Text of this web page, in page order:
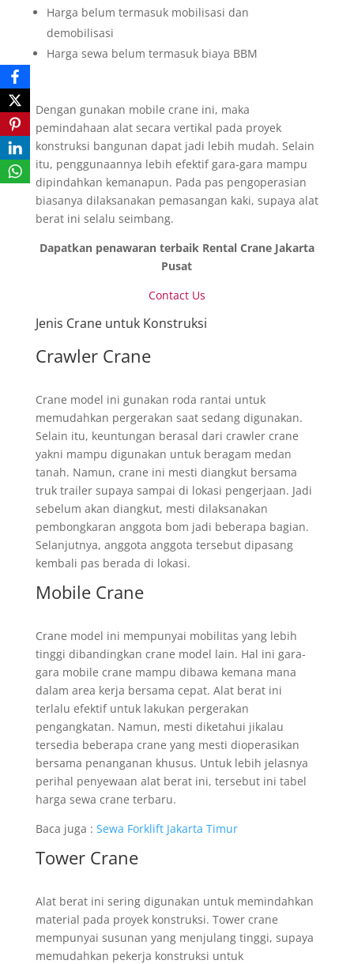
Harga belum termasuk mobilisasi dan
demobilisasi
Harga sewa belum termasuk biaya BBM
Dengan gunakan mobile crane ini, maka
pemindahaan alat secara vertikal pada proyek
konstruksi bangunan dapat jadi lebih mudah. Selain
itu, penggunaannya lebih efektif gara-gara mampu
dipindahkan kemanapun. Pada pas pengoperasian
biasanya dilaksanakan pemasangan kaki, supaya alat
berat ini selalu seimbang.
Dapatkan penawaran terbaik Rental Crane Jakarta
Pusat
Contact Us
Jenis Crane untuk Konstruksi
Crawler Crane
Crane model ini gunakan roda rantai untuk
memudahkan pergerakan saat sedang digunakan.
Selain itu, keuntungan berasal dari crawler crane
yakni mampu digunakan untuk beragam medan
tanah. Namun, crane ini mesti diangkut bersama
truk trailer supaya sampai di lokasi pengerjaan. Jadi
sebelum akan diangkut, mesti dilaksanakan
pembongkaran anggota bom jadi beberapa bagian.
Selanjutnya, anggota anggota tersebut dipasang
kembali pas berada di lokasi.
Mobile Crane
Crane model ini mempunyai mobilitas yang lebih
tinggi dibandingkan crane model lain. Hal ini gara-
gara mobile crane mampu dibawa kemana mana
dalam area kerja bersama cepat. Alat berat ini
terlalu efektif untuk lakukan pergerakan
pengangkatan. Namun, mesti diketahui jikalau
tersedia beberapa crane yang mesti dioperasikan
bersama penanganan khusus. Untuk lebih jelasnya
perihal penyewaan alat berat ini, tersebut ini tabel
harga sewa crane terbaru.
Baca juga : Sewa Forklift Jakarta Timur
Tower Crane
Alat berat ini sering digunakan untuk memindahkan
material pada proyek konstruksi. Tower crane
mempunyai susunan yang menjulang tinggi, supaya
memudahkan pekerja konstruksi untuk